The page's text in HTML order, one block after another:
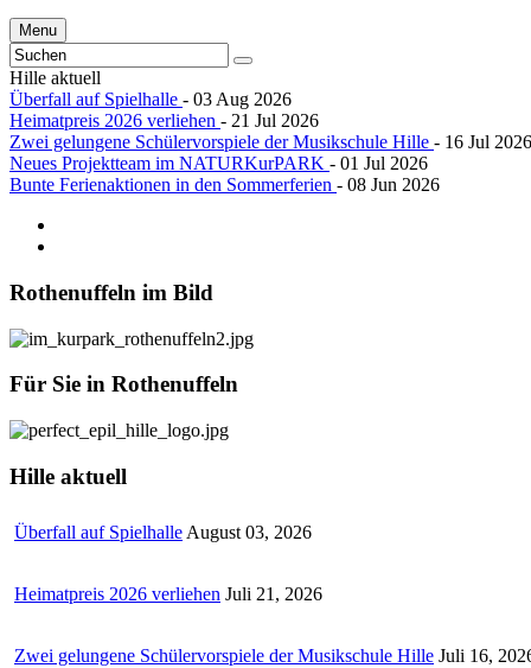
Menu
Hille aktuell
Überfall auf Spielhalle - 03 Aug 2026
Heimatpreis 2026 verliehen - 21 Jul 2026
Zwei gelungene Schülervorspiele der Musikschule Hille - 16 Jul 2026
Neues Projektteam im NATURKurPARK - 01 Jul 2026
Bunte Ferienaktionen in den Sommerferien - 08 Jun 2026
Rothenuffeln im Bild
Für Sie in Rothenuffeln
Hille aktuell
Überfall auf Spielhalle August 03, 2026
Heimatpreis 2026 verliehen Juli 21, 2026
Zwei gelungene Schülervorspiele der Musikschule Hille Juli 16,